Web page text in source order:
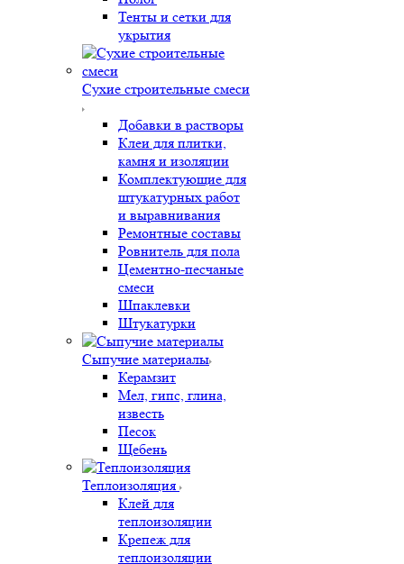
Тенты и сетки для
укрытия
Сухие строительные смеси
Добавки в растворы
Клеи для плитки,
камня и изоляции
Комплектующие для
штукатурных работ
и выравнивания
Ремонтные составы
Ровнитель для пола
Цементно-песчаные
смеси
Шпаклевки
Штукатурки
Сыпучие материалы
Керамзит
Мел, гипс, глина,
известь
Песок
Щебень
Теплоизоляция
Клей для
теплоизоляции
Крепеж для
теплоизоляции